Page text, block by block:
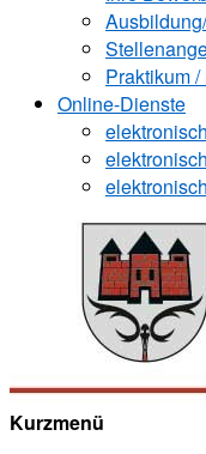
Praktikum
Online-Dienste
Kurzmenü